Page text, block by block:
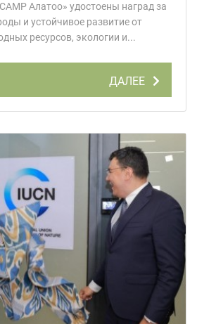
Алатоо» удостоены наград за
и устойчивое развитие от
ресурсов, экологии и...
ДАЛЕЕ